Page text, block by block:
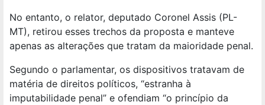
No entanto, o relator, deputado Coronel Assis (PL-
MT), retirou esses trechos da proposta e manteve
apenas as alterações que tratam da maioridade penal.
Segundo o parlamentar, os dispositivos tratavam de
matéria de direitos políticos, “estranha à
imputabilidade penal” e ofendiam “o princípio da